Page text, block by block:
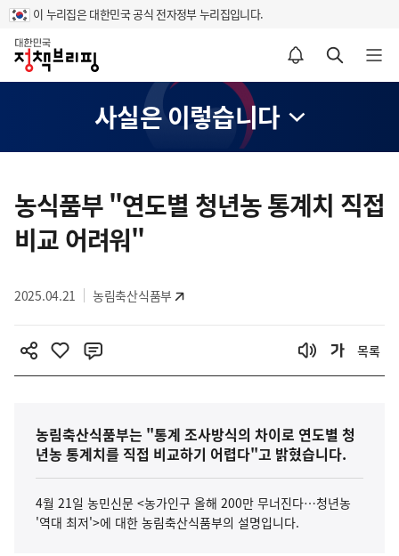
이 누리집은 대한민국 공식 전자정부 누리집입니다.
홈
알림설정 바로가기 검색 바로가기 메뉴 열기
사실은 이렇습니다
텐
츠
영
농식품부 "연도별 청년농 통계치 직접
비교 어려워"
2025.04.21 농림축산식품부
목록
농림축산식품부는 "통계 조사방식의 차이로 연도별 청
년농 통계치를 직접 비교하기 어렵다"고 밝혔습니다.
4월 21일 농민신문 <농가인구 올해 200만 무너진다…청년농
'역대 최저'>에 대한 농림축산식품부의 설명입니다.